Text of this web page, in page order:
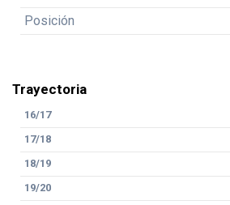
Posición
Trayectoria
16/17
17/18
18/19
19/20